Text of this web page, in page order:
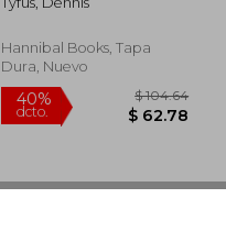
dcto.
Hannibal Books, Tapa
Dura, Nuevo